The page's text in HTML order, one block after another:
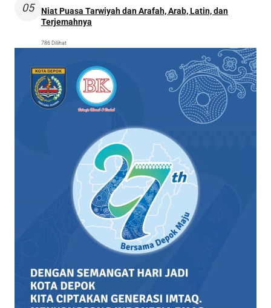
05
Niat Puasa Tarwiyah dan Arafah, Arab, Latin, dan
Terjemahnya
786 Dilihat